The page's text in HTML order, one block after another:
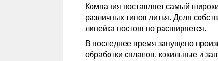
Компания поставляет самый
различных типов литья. Доля
линейка постоянно расширяется.
В последнее время запущено
обработки сплавов, кокильные и